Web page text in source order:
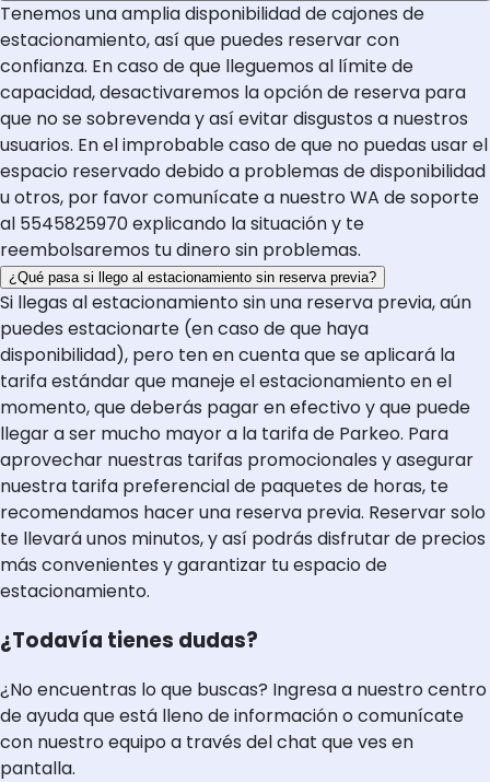
Tenemos una amplia disponibilidad de cajones de
estacionamiento, así que puedes reservar con
confianza. En caso de que lleguemos al límite de
capacidad, desactivaremos la opción de reserva para
que no se sobrevenda y así evitar disgustos a nuestros
usuarios. En el improbable caso de que no puedas usar el
espacio reservado debido a problemas de disponibilidad
u otros, por favor comunícate a nuestro WA de soporte
al 5545825970 explicando la situación y te
reembolsaremos tu dinero sin problemas.
¿Qué pasa si llego al estacionamiento sin reserva previa?
Si llegas al estacionamiento sin una reserva previa, aún
puedes estacionarte (en caso de que haya
disponibilidad), pero ten en cuenta que se aplicará la
tarifa estándar que maneje el estacionamiento en el
momento, que deberás pagar en efectivo y que puede
llegar a ser mucho mayor a la tarifa de Parkeo. Para
aprovechar nuestras tarifas promocionales y asegurar
nuestra tarifa preferencial de paquetes de horas, te
recomendamos hacer una reserva previa. Reservar solo
te llevará unos minutos, y así podrás disfrutar de precios
más convenientes y garantizar tu espacio de
estacionamiento.
¿Todavía tienes dudas?
¿No encuentras lo que buscas? Ingresa a nuestro centro
de ayuda que está lleno de información o comunícate
con nuestro equipo a través del chat que ves en
pantalla.